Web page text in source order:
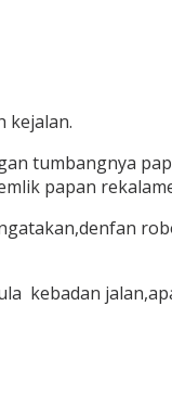
kejalan.
tumbangnya
papan
kebadan